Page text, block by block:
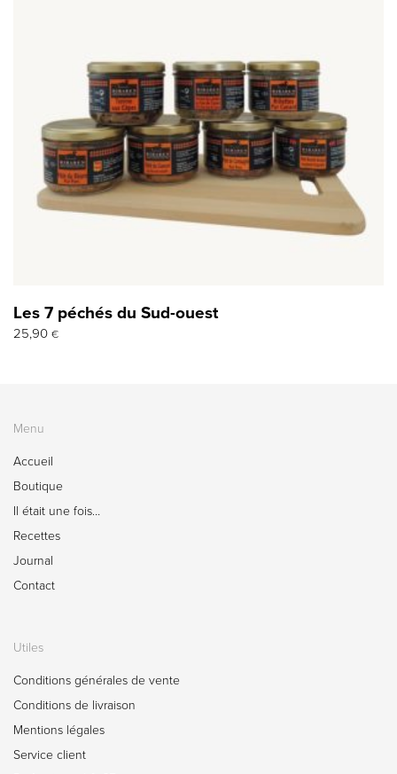
Les 7 péchés du Sud-ouest
25,90 €
Menu
Accueil
Boutique
Il était une fois…
Recettes
Journal
Contact
Utiles
Conditions générales de vente
Conditions de livraison
Mentions légales
Service client